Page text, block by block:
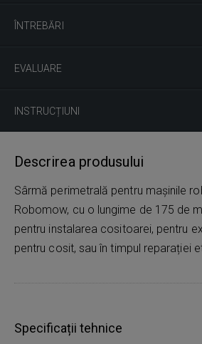
ÎNTREBĂRI
EVALUARE
INSTRUCȚIUNI
Descrirea produsului
Sârmă perimetrală pentru mașinile
Robomow, cu o lungime de 175 de
pentru instalarea cositoarei, pentru
pentru cosit, sau în timpul reparației
Specificații tehnice